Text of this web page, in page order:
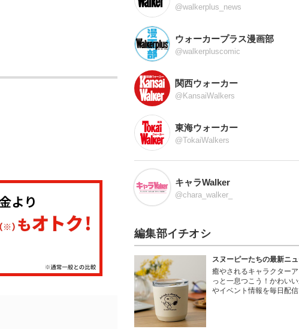
@walkerplus_news
ウォーカープラス漫画部
@walkerpluscomic
関西ウォーカー
@KansaiWalkers
東海ウォーカー
@TokaiWalkers
キャラWalker
@chara_walker_
編集部イチオシ
スヌーピーたちの最新ニ
癒やされるキャラクター
っと一息つこう！かわい
やイベント情報を毎日配信